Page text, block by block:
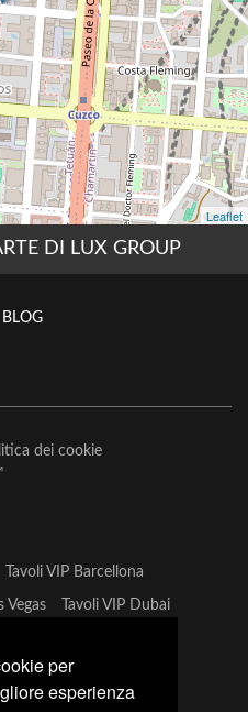
per
esperienza
DI LUX GROUP
BLOG
dei cookie
Tavoli VIP Barcellona
Vegas Tavoli VIP Dubai